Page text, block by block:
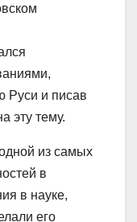
Руси и писав
эту тему.
из самых
в
в науке,
его